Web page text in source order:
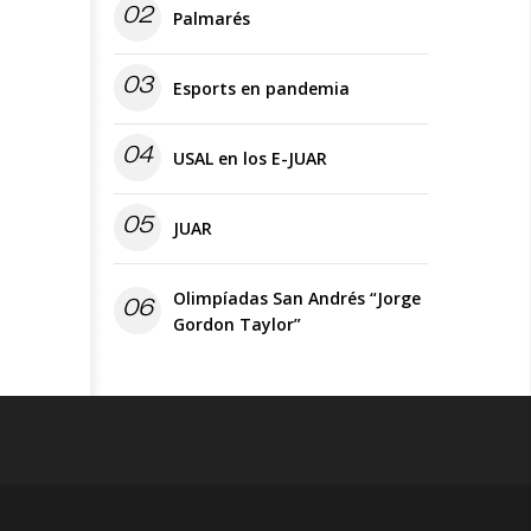
02 Palmarés
03 Esports en pandemia
04 USAL en los E-JUAR
05 JUAR
06
Olimpíadas San Andrés “Jorge
Gordon Taylor”